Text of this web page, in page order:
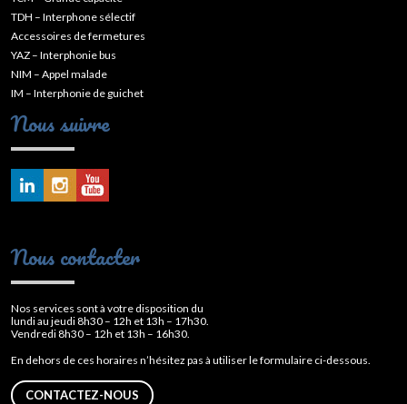
TDH – Interphone sélectif
Accessoires de fermetures
YAZ – Interphonie bus
NIM – Appel malade
IM – Interphonie de guichet
Nous suivre
Nous contacter
Nos services sont à votre disposition du
lundi au jeudi 8h30 – 12h et 13h – 17h30.
Vendredi 8h30 – 12h et 13h – 16h30.
En dehors de ces horaires n’hésitez pas à utiliser le formulaire ci-dessous.
CONTACTEZ-NOUS